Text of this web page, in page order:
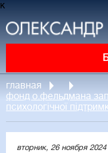
к
главная
фонд о.фельдмана
психологічної
вторник, 26 ноября